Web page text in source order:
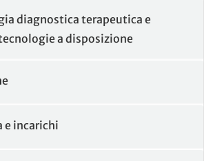
diagnostica terapeutica e
a disposizione
e incarichi